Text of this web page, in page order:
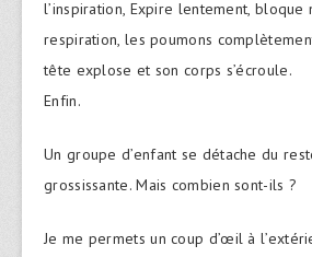
l’inspiration, Expire lentement, bloque
respiration, les poumons
tête explose et son corps s’écroule.
Enfin.
Un groupe d’enfant se détache du
grossissante. Mais combien sont-ils ?
Je me permets un coup d’œil à